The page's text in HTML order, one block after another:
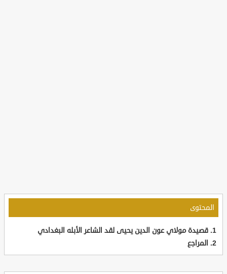
المحتوى
قصيدة مولاي عون الدين يحيى لقد الشاعر الأبله البغدادي
المراجع